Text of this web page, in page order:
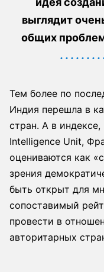
выглядит
общих
Тем более по
Индия перешла в
стран. А в
Intelligence Unit,
оцениваются как
зрения
быть открыт для
сопоставимый
провести в
авторитарных